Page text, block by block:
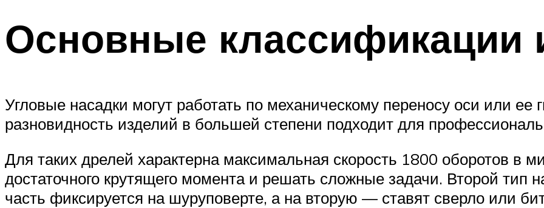
Основные классификации
Угловые насадки могут работать по механическому переносу оси или
разновидность изделий в большей степени подходит для
Для таких дрелей характерна максимальная скорость 1800 оборотов в
достаточного крутящего момента и решать сложные задачи. Второй тип
часть фиксируется на шуруповерте, а на вторую — ставят сверло или